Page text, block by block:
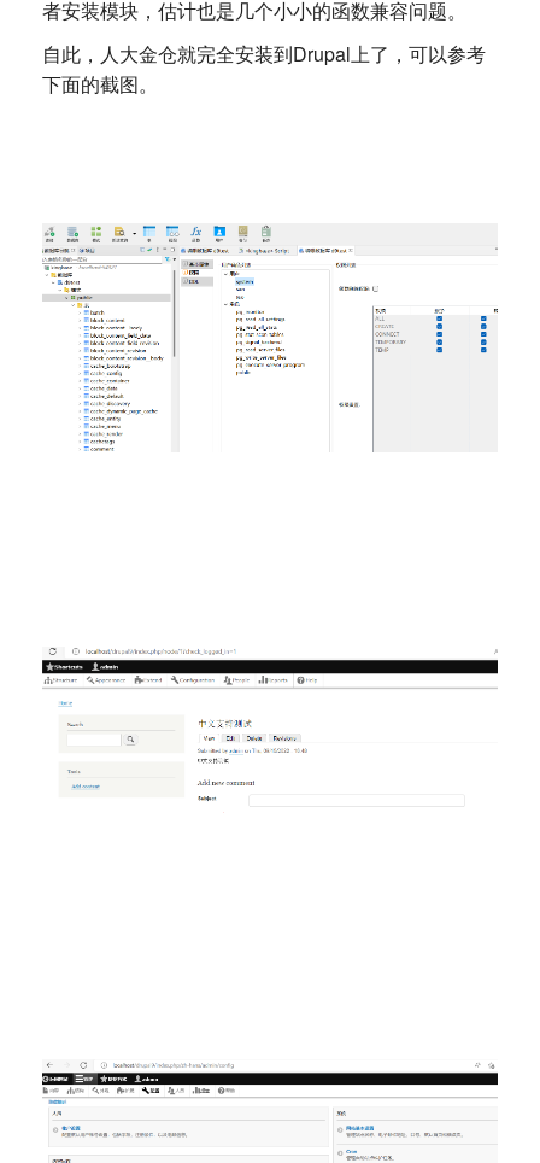
者安装模块，估计也是几个小小的函数兼容问题。
自此，人大金仓就完全安装到Drupal上了，可以参考
下面的截图。